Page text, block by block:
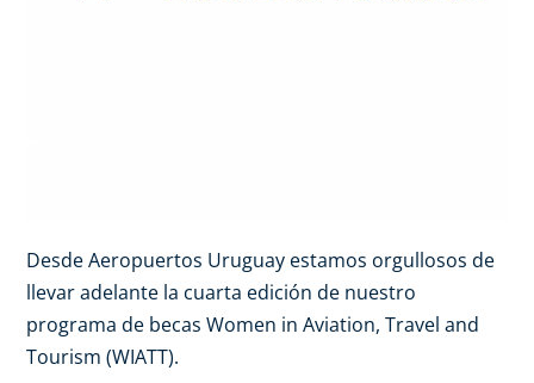
Desde Aeropuertos Uruguay estamos orgullosos de
llevar adelante la cuarta edición de nuestro
programa de becas Women in Aviation, Travel and
Tourism (WIATT).